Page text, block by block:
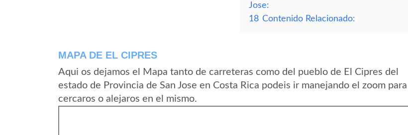
Jose:
18 Contenido Relacionado:
MAPA DE EL CIPRES
Aqui os dejamos el Mapa tanto de carreteras como del pueblo de El Cipres del
estado de Provincia de San Jose en Costa Rica podeis ir manejando el zoom para
cercaros o alejaros en el mismo.